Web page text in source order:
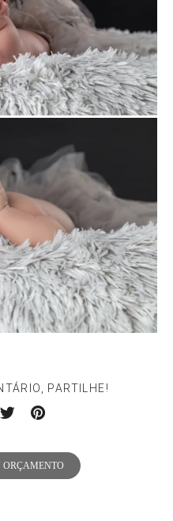
PARTILHE!
ORÇAMENTO